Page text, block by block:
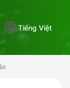
Tiếng Việt